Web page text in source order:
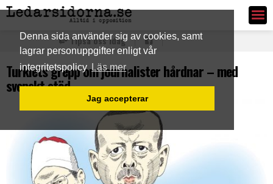
Denna sida använder sig av cookies, samt
lagrar personuppgifter enligt vår
integritetspolicy Läs mer
Jag accepterar
Ledarsidorna.se
Tipsa oss idag
Turkiets grepp om journalister hårdnar – med
svenskt stöd